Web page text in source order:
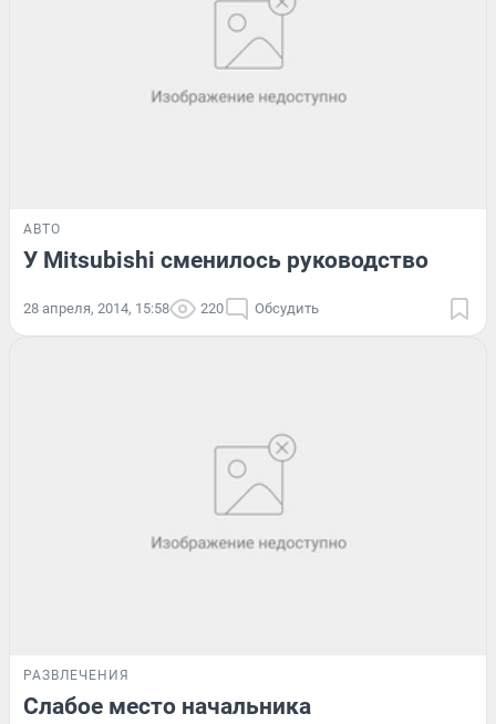
АВТО
У Mitsubishi сменилось руководство
28 апреля, 2014, 15:58 220 Обсудить
РАЗВЛЕЧЕНИЯ
Слабое место начальника